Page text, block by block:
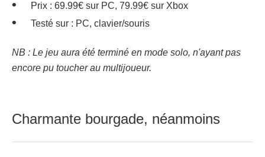
Prix : 69.99€ sur PC, 79.99€ sur Xbox
Testé sur : PC, clavier/souris
NB : Le jeu aura été terminé en mode solo, n'ayant pas
encore pu toucher au multijoueur.
Charmante bourgade, néanmoins